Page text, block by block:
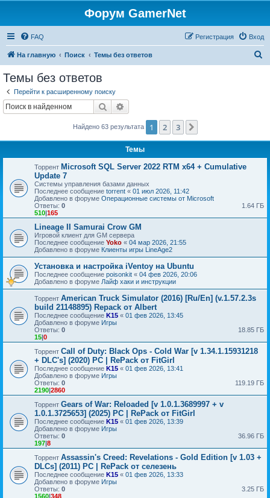
Форум GamerNet
FAQ Вход
Регистрация
На главную Поиск Темы без ответов
Темы без ответов
Перейти к расширенному поиску
Поиск
Найдено 63 результата 1 2 3
Темы
Торрент Microsoft SQL Server 2022 RTM x64 + Cumulative
Update 7
Системы управления базами данных
Последнее сообщение torrent « 01 июл 2026, 11:42
Добавлено в форуме Операционные системы от Microsoft
Ответы: 0
510|165
1.64 ГБ
Lineage II Samurai Crow GM
Игровой клиент для GM сервера
Последнее сообщение Yoko « 04 мар 2026, 21:55
Добавлено в форуме Клиенты игры LineAge2
Установка и настройка iVentoy на Ubuntu
Последнее сообщение poisonkit « 04 фев 2026, 20:06
Добавлено в форуме Лайф хаки и инструкции
Торрент American Truck Simulator (2016) [Ru/En] (v.1.57.2.3s
build 21148895) Repack от Albert
Последнее сообщение K15 « 01 фев 2026, 13:45
Добавлено в форуме Игры
Ответы: 0
15|0
18.85 ГБ
Торрент Call of Duty: Black Ops - Cold War [v 1.34.1.15931218
+ DLC's] (2020) PC | RePack от FitGirl
Последнее сообщение K15 « 01 фев 2026, 13:41
Добавлено в форуме Игры
Ответы: 0
2190|2860
119.19 ГБ
Торрент Gears of War: Reloaded [v 1.0.1.3689997 + v
1.0.1.3725653] (2025) PC | RePack от FitGirl
Последнее сообщение K15 « 01 фев 2026, 13:39
Добавлено в форуме Игры
Ответы: 0
197|8
36.96 ГБ
Торрент Assassin's Creed: Revelations - Gold Edition [v 1.03 +
DLCs] (2011) PC | RePack от селезень
Последнее сообщение K15 « 01 фев 2026, 13:33
Добавлено в форуме Игры
Ответы: 0
1560|348
3.25 ГБ